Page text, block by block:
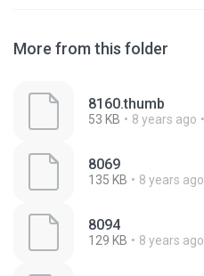
More from this folder
8160.thumb
53 KB 8 years ago
8069
135 KB 8 years ago
8094
129 KB 8 years ago